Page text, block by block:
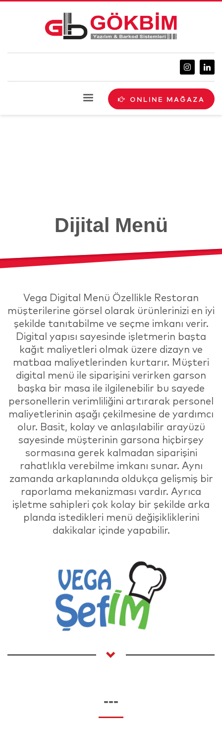
ONLINE MAĞAZA
Dijital Menü
Vega Digital Menü Özellikle Restoran
müşterilerine görsel olarak ürünlerinizi en iyi
şekilde tanıtabilme ve seçme imkanı verir.
Digital yapısı sayesinde işletmerin başta
kağıt maliyetleri olmak üzere dizayn ve
matbaa maliyetlerinden kurtarır. Müşteri
digital menü ile siparişini verirken garson
başka bir masa ile ilgilenebilir bu sayede
personellerin verimliliğini artırarak personel
maliyetlerinin aşağı çekilmesine de yardımcı
olur. Basit, kolay ve anlaşılabilir arayüzü
sayesinde müşterinin garsona hiçbirşey
sormasına gerek kalmadan siparişini
rahatlıkla verebilme imkanı sunar. Aynı
zamanda arkaplanında oldukça gelişmiş bir
raporlama mekanizması vardır. Ayrıca
işletme sahipleri çok kolay bir şekilde arka
planda istedikleri menü değişikliklerini
dakikalar içinde yapabilir.
---